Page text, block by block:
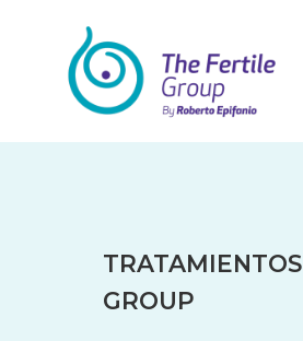
TRATAMIENTOS
GROUP